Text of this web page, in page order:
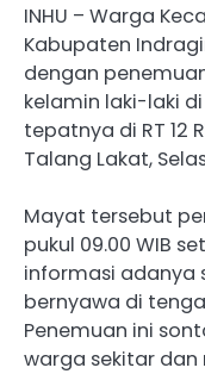
INHU – Warga
Kabupaten
dengan
kelamin laki-laki
tepatnya di RT 12
Talang Lakat,
Mayat tersebut
pukul 09.00 WIB
informasi adanya
bernyawa di
Penemuan ini
warga sekitar